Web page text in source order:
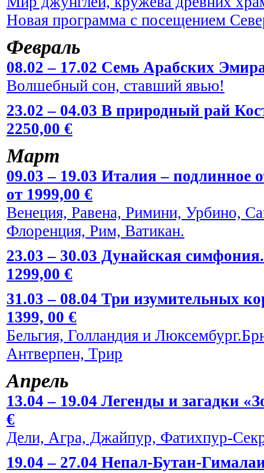
Новая программа с посещением
Февраль
08.02 – 17.02 Семь Арабских
Волшебный сон, ставший явью!
23.02 – 04.03 В природный рай
2250,00 €
Март
09.03 – 19.03 Италия –
от 1999,00 €
Венеция, Равена, Римини, Урбино,
Флоренция, Рим, Ватикан.
23.03 – 30.03 Дунайская
1299,00 €
31.03 – 08.04 Три изумительных
1399, 00 €
Бельгия, Голландия и
Антверпен, Трир
Апрель
13.04 – 19.04 Легенды и загадки
€
Дели, Агра, Джайпур, Фатихпур-
19.04 – 27.04 Непал-Бутан-